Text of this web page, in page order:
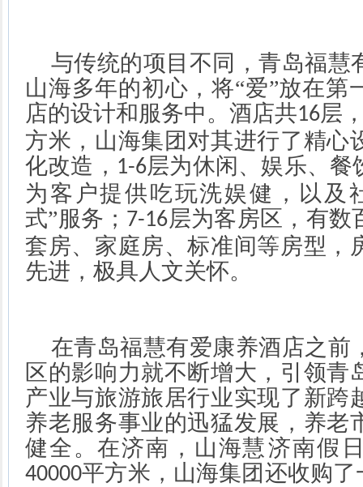
与传统的项目不同，青岛福慧
山海多年的初心，将“爱”放在第
店的设计和服务中。酒店共16层
方米，山海集团对其进行了精心
化改造， 1-6层为休闲、娱乐、餐
为客户提供吃玩洗娱健，以及
式”服务； 7-16层为客房区，有数
套房、家庭房、标准间等房型，
先进，极具人文关怀。
在青岛福慧有爱康养酒店之前
区的影响力就不断增大，引领青
产业与旅游旅居行业实现了新跨
养老服务事业的迅猛发展，养老
健全。在济南，山海慧济南假‬
40000平方米，山海集团还收购了